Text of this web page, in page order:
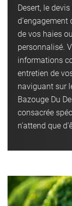
Desert, le
de vos haies
personnalisé.
informations
entretien de
naviguant sur
Bazouge Du
consacrée
n’attend que